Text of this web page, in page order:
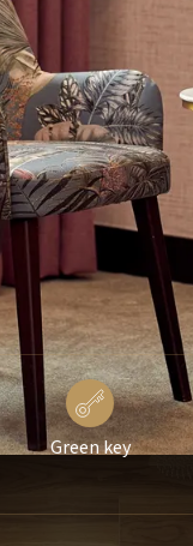
Green key